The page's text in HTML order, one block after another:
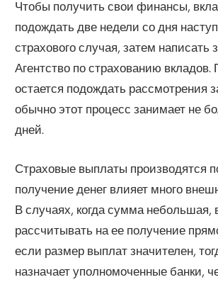
Чтобы получить свои финансы,
подождать две недели со дня
страхового случая, затем написать
Агентство по страхованию вкладов.
остается подождать рассмотрения
обычно этот процесс занимает не
дней.
Страховые выплаты производятся
получение денег влияет много
В случаях, когда сумма небольшая,
рассчитывать на ее получение
если размер выплат значителен,
назначает уполномоченные банки,